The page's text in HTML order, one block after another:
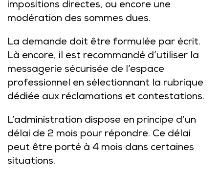
impositions directes, ou encore une
modération des sommes dues.
La demande doit être formulée par écrit.
Là encore, il est recommandé d’utiliser la
messagerie sécurisée de l’espace
professionnel en sélectionnant la rubrique
dédiée aux réclamations et contestations.
L’administration dispose en principe d’un
délai de 2 mois pour répondre. Ce délai
peut être porté à 4 mois dans certaines
situations.